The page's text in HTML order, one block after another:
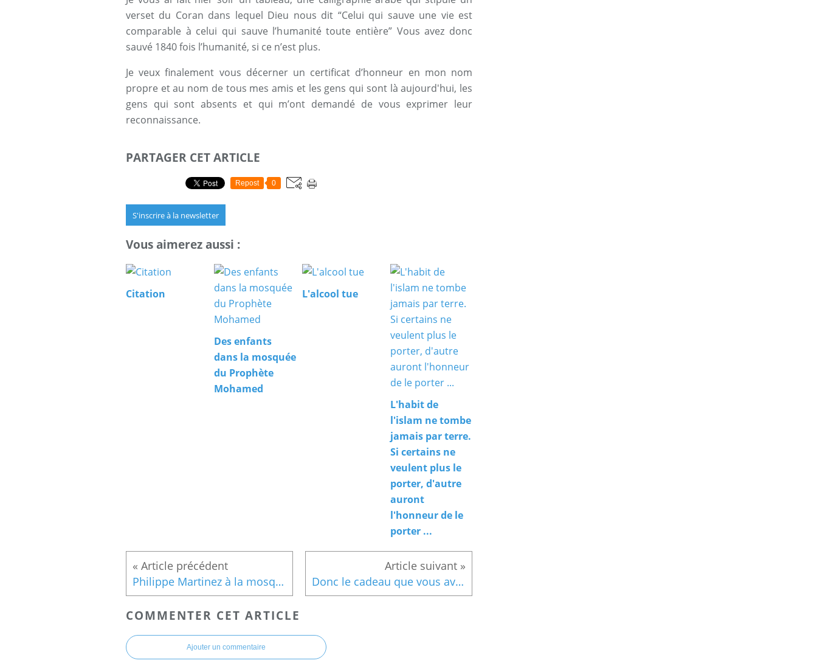
verset du Coran dans lequel Dieu nous dit “Celui qui sauve une vie est
comparable à celui qui sauve l’humanité toute entière” Vous avez donc
sauvé 1840 fois l’humanité, si ce n’est plus.
Je veux finalement vous décerner un certificat d’honneur en mon nom
propre et au nom de tous mes amis et les gens qui sont là aujourd'hui, les
gens qui sont absents et qui m’ont demandé de vous exprimer leur
reconnaissance.
PARTAGER CET ARTICLE
Repost 0
S'inscrire à la newsletter
Vous aimerez aussi :
Citation
Des enfants
dans la mosquée
du Prophète
Mohamed
L'alcool tue
L'habit de
l'islam ne tombe
jamais par terre.
Si certains ne
veulent plus le
porter, d'autre
auront
l'honneur de le
porter ...
Philippe Martinez à la mosquée de Valence. Donc le cadeau que vous avez offert à Philippe ?!!
COMMENTER CET ARTICLE
Ajouter un commentaire